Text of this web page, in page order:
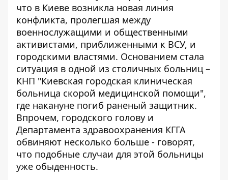
что в Киеве возникла новая линия
конфликта, пролегшая между
военнослужащими и общественными
активистами, приближенными к ВСУ, и
городскими властями. Основанием стала
ситуация в одной из столичных больниц –
КНП "Киевская городская клиническая
больница скорой медицинской помощи",
где накануне погиб раненый защитник.
Впрочем, городского голову и
Департамента здравоохранения КГГА
обвиняют несколько больше - говорят,
что подобные случаи для этой больницы
уже обыденность.